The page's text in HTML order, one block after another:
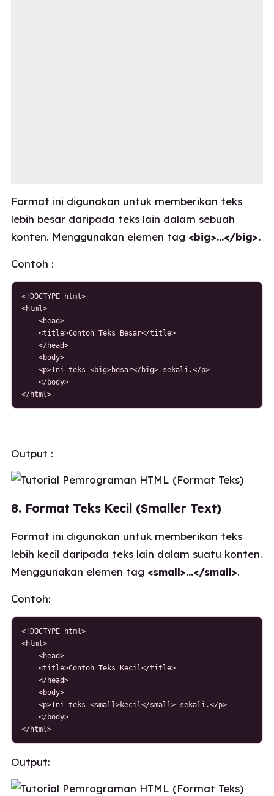
Format ini digunakan untuk memberikan teks
lebih besar daripada teks lain dalam sebuah
konten. Menggunakan elemen tag <big>…</big>.
Contoh :
<!DOCTYPE html>
<html>
    <head>
    <title>Contoh Teks Besar</title>
    </head>
    <body>
    <p>Ini teks <big>besar</big> sekali.</p>
    </body>
</html>
Output :
8. Format Teks Kecil (Smaller Text)
Format ini digunakan untuk memberikan teks
lebih kecil daripada teks lain dalam suatu konten.
Menggunakan elemen tag <small>…</small>.
Contoh:
<!DOCTYPE html>
<html>
    <head>
    <title>Contoh Teks Kecil</title>
    </head>
    <body>
    <p>Ini teks <small>kecil</small> sekali.</p>
    </body>
</html>
Output: